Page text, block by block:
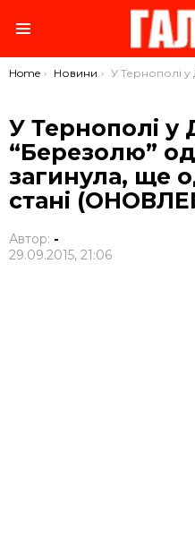
You are here:
Home Новини У Тернополі у ДТП біля “Березолю” одна людина загинула, ще одна – у важкому стані
У Тернополі у
“Березолю”
загинула, ще
стані
Автор: -
29.09.2015, 21:06